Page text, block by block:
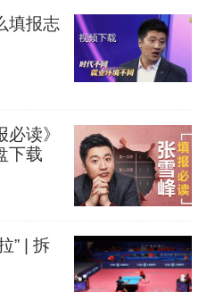
填报志
读》
下载
” | 拆